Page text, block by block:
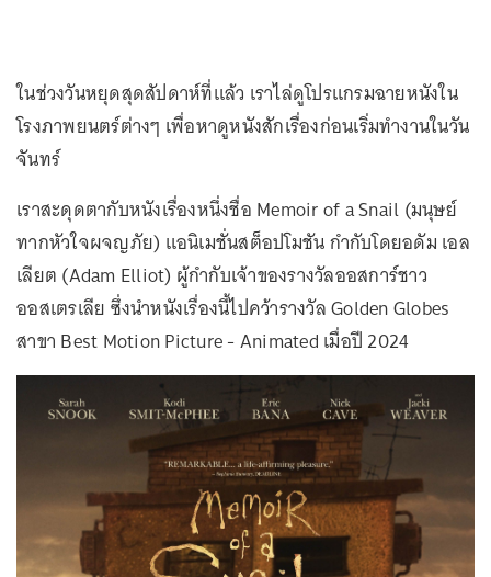
ในช่วงวันหยุดสุดสัปดาห์ที่แล้ว เราไล่ดูโปรแกรมฉายหนังใน
โรงภาพยนตร์ต่างๆ เพื่อหาดูหนังสักเรื่องก่อนเริ่มทำงานในวัน
จันทร์
เราสะดุดตากับหนังเรื่องหนึ่งชื่อ Memoir of a Snail (มนุษย์
ทากหัวใจผจญภัย) แอนิเมชั่นสต็อปโมชัน กำกับโดยอดัม เอล
เลียต (Adam Elliot) ผู้กำกับเจ้าของรางวัลออสการ์ชาว
ออสเตรเลีย ซึ่งนำหนังเรื่องนี้ไปคว้ารางวัล Golden Globes
สาขา Best Motion Picture - Animated เมื่อปี 2024